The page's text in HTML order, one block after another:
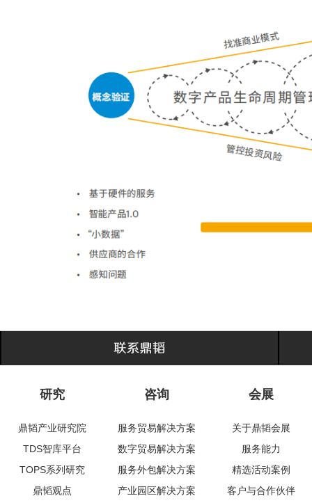
研究
鼎韬产业研究院
TDS智库平台
TOPS系列研究
鼎韬观点
咨询
服务贸易解决方案
数字贸易解决方案
服务外包解决方案
产业园区解决方案
会展
关于鼎韬会展
服务能力
精选活动案例
客户与合作伙伴